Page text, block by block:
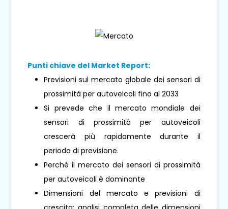
Punti chiave del Market Report:
Previsioni sul mercato globale dei sensori di
prossimità per autoveicoli fino al 2033
Si prevede che il mercato mondiale dei
sensori di prossimità per autoveicoli
crescerà più rapidamente durante il
periodo di previsione.
Perché il mercato dei sensori di prossimità
per autoveicoli è dominante
Dimensioni del mercato e previsioni di